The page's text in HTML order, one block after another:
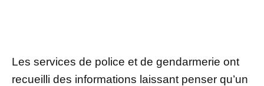
Les services de police et de gendarmerie ont
recueilli des informations laissant penser qu’un